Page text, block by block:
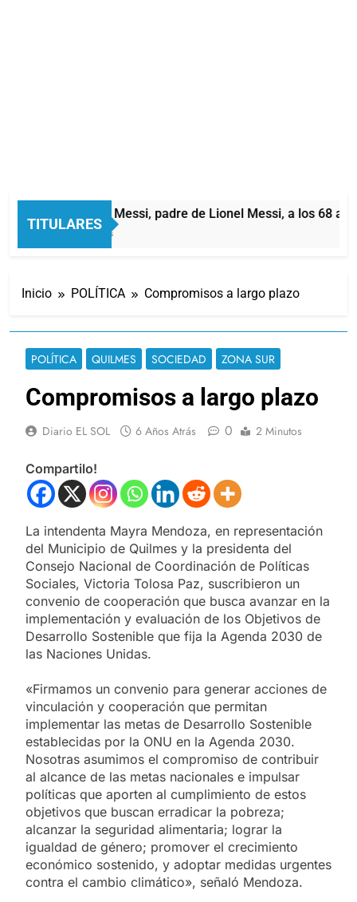
TITULARES
Murió Jorge Messi, padre de Lionel Messi, a los 68 años
48 Minutos Atrás
Inicio POLÍTICA Compromisos a largo plazo
POLÍTICA QUILMES SOCIEDAD ZONA SUR
Compromisos a largo plazo
Diario EL SOL 6 Años Atrás 0 2 Minutos
Compartilo!
La intendenta Mayra Mendoza, en representación
del Municipio de Quilmes y la presidenta del
Consejo Nacional de Coordinación de Políticas
Sociales, Victoria Tolosa Paz, suscribieron un
convenio de cooperación que busca avanzar en la
implementación y evaluación de los Objetivos de
Desarrollo Sostenible que fija la Agenda 2030 de
las Naciones Unidas.
«Firmamos un convenio para generar acciones de
vinculación y cooperación que permitan
implementar las metas de Desarrollo Sostenible
establecidas por la ONU en la Agenda 2030.
Nosotras asumimos el compromiso de contribuir
al alcance de las metas nacionales e impulsar
políticas que aporten al cumplimiento de estos
objetivos que buscan erradicar la pobreza;
alcanzar la seguridad alimentaria; lograr la
igualdad de género; promover el crecimiento
económico sostenido, y adoptar medidas urgentes
contra el cambio climático», señaló Mendoza.